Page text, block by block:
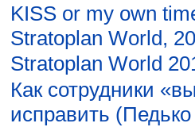
KISS or my own
Stratoplan World,
Stratoplan World
Как сотрудники
исправить